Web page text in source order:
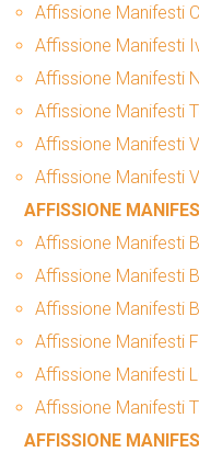
Affissione Manifesti
Affissione Manifesti
Affissione Manifesti
Affissione Manifesti
Affissione Manifesti
Affissione Manifesti
AFFISSIONE
Affissione Manifesti
Affissione Manifesti
Affissione Manifesti
Affissione Manifesti
Affissione Manifesti
Affissione Manifesti
AFFISSIONE